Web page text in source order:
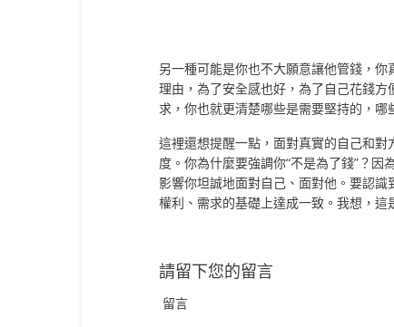
另一種可能是你也不大願意讓他管錢，
理由，為了安全感也好，為了自己花錢
求，你也就更清楚哪些是需要堅持的，
這裡還想提醒一點，面對真實的自己和
度。你為什麼要強調你“不是為了錢”？
影響你坦誠地面對自己、面對他。要認
權利、需求的基礎上達成一致。我想，這
請留下您的留言
留言